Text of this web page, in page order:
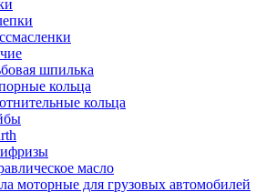
шпилька
кольца
кольца
масло
моторные для грузовых автомобилей